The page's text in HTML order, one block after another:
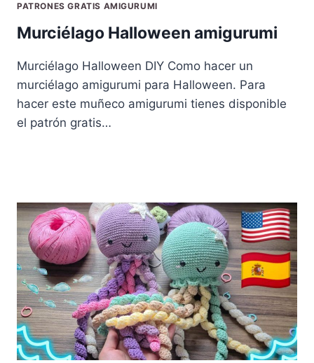
PATRONES GRATIS AMIGURUMI
Murciélago Halloween amigurumi
Murciélago Halloween DIY Como hacer un
murciélago amigurumi para Halloween. Para
hacer este muñeco amigurumi tienes disponible
el patrón gratis…